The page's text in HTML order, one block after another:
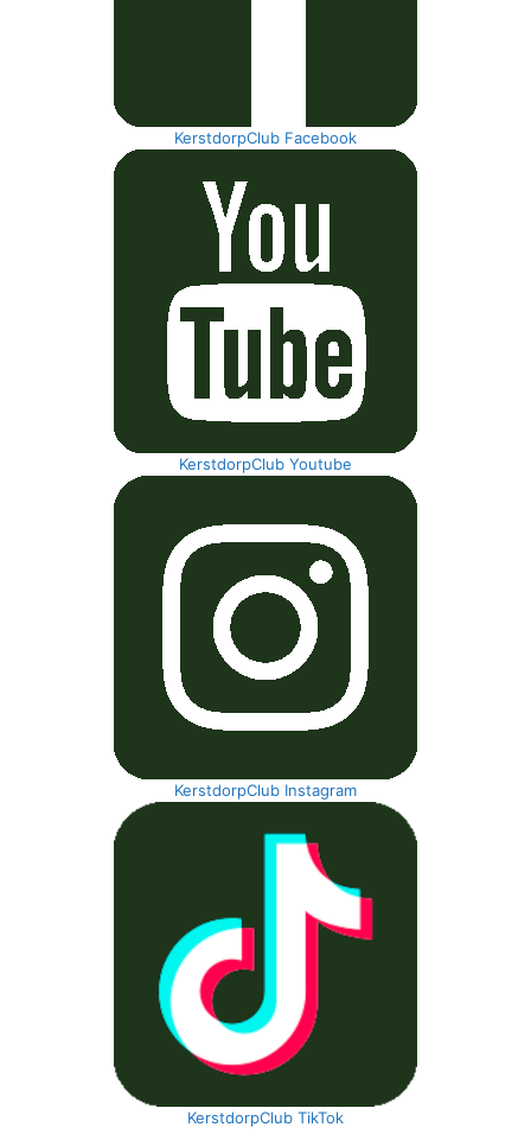
KerstdorpClub Facebook
KerstdorpClub Youtube
KerstdorpClub Instagram
KerstdorpClub TikTok